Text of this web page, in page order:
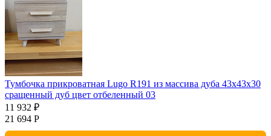
Тумбочка прикроватная Lugo R191 из массива дуба 43х43х30
сращенный дуб цвет отбеленный 03
11 932 ₽
21 694 Р